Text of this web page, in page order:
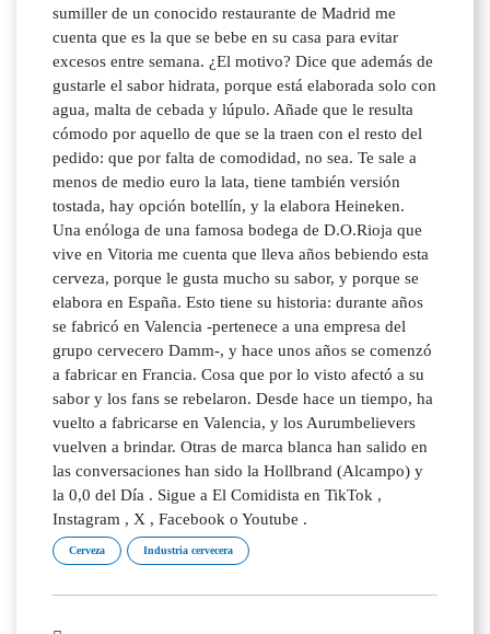
sumiller de un conocido restaurante de Madrid me
cuenta que es la que se bebe en su casa para evitar
excesos entre semana. ¿El motivo? Dice que además de
gustarle el sabor hidrata, porque está elaborada solo con
agua, malta de cebada y lúpulo. Añade que le resulta
cómodo por aquello de que se la traen con el resto del
pedido: que por falta de comodidad, no sea. Te sale a
menos de medio euro la lata, tiene también versión
tostada, hay opción botellín, y la elabora Heineken.
Una enóloga de una famosa bodega de D.O.Rioja que
vive en Vitoria me cuenta que lleva años bebiendo esta
cerveza, porque le gusta mucho su sabor, y porque se
elabora en España. Esto tiene su historia: durante años
se fabricó en Valencia -pertenece a una empresa del
grupo cervecero Damm-, y hace unos años se comenzó
a fabricar en Francia. Cosa que por lo visto afectó a su
sabor y los fans se rebelaron. Desde hace un tiempo, ha
vuelto a fabricarse en Valencia, y los Aurumbelievers
vuelven a brindar. Otras de marca blanca han salido en
las conversaciones han sido la Hollbrand (Alcampo) y
la 0,0 del Día . Sigue a El Comidista en TikTok ,
Instagram , X , Facebook o Youtube .
Cerveza Industria cervecera